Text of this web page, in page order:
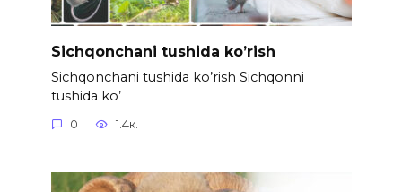
Sichqonchani tushida ko’rish
Sichqonchani tushida ko’rish Sichqonni
tushida ko’
0 1.4к.